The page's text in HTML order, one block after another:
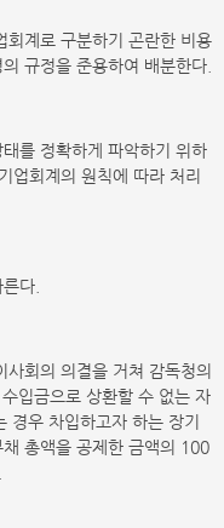
계로 구분하기 곤란한 비용
규정을 준용하여 배분한다.
를 정확하게 파악하기 위하
업회계의 원칙에 따라 처리
다.
회의 의결을 거쳐 감독청의
입금으로 상환할 수 없는 자
경우 차입하고자 하는 장기
총액을 공제한 금액의 100